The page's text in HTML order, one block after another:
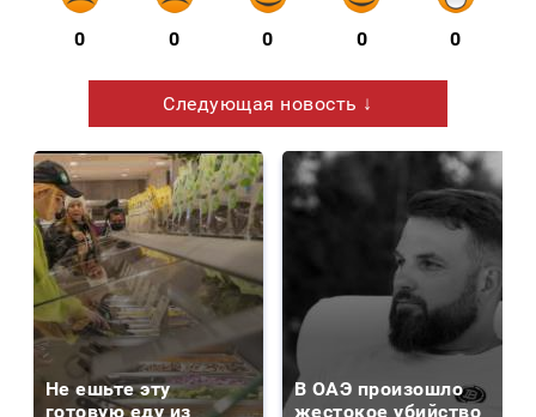
0 0 0 0 0
Следующая новость ↓
Не ешьте эту
готовую еду из
В ОАЭ произошло
жестокое убийство